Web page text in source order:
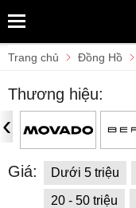
Trang chủ Đồng Hồ
Thương hiệu:
‹
Giá: Dưới 5 triệu
20 - 50 triệu